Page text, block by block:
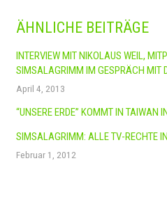
ÄHNLICHE BEITRÄGE
INTERVIEW MIT NIKOLAUS WEIL,
SIMSALAGRIMM IM GESPRÄCH MIT
April 4, 2013
“UNSERE ERDE” KOMMT IN TAIWAN
SIMSALAGRIMM: ALLE TV-RECHTE
Februar 1, 2012